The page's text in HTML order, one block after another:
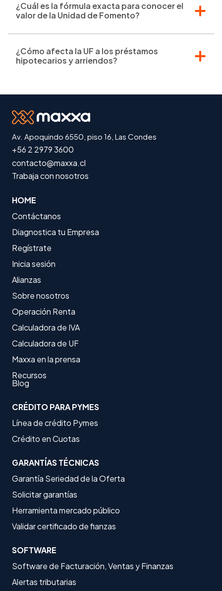
¿Cuál es la fórmula exacta para conocer el
valor de la Unidad de Fomento?
¿Cómo afecta la UF a los préstamos
hipotecarios y arriendos?
Av. Apoquindo 6550, piso 16, Las Condes
+56 2 2979 3600
contacto@maxxa.cl
Trabaja con nosotros
HOME
Contáctanos
Diagnostica tu Empresa
Regístrate
Inicia sesión
Alianzas
Sobre nosotros
Operación Renta
Calculadora de IVA
Calculadora de UF
Maxxa en la prensa
Recursos
Blog
CRÉDITO PARA PYMES
Línea de crédito Pymes
Crédito en Cuotas
GARANTÍAS TÉCNICAS
Garantía Seriedad de la Oferta
Solicitar garantías
Herramienta mercado público
Validar certificado de fianzas
SOFTWARE
Software de Facturación, Ventas y Finanzas
Alertas tributarias